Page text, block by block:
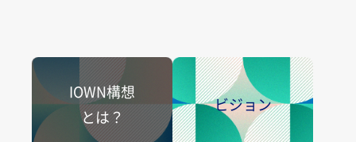
IOWN構想
とは？
ビジョン